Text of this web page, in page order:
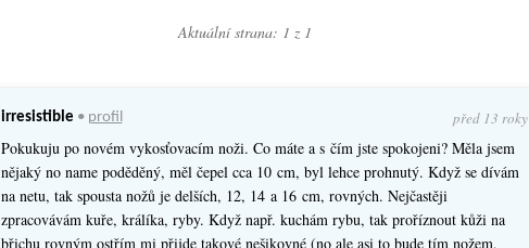
Aktuální strana: 1 z 1
irresistible • profil před 13 roky
Pokukuju po novém vykosťovacím noži. Co máte a s čím jste spokojeni? Měla jsem
nějaký no name poděděný, měl čepel cca 10 cm, byl lehce prohnutý. Když se dívám
na netu, tak spousta nožů je delších, 12, 14 a 16 cm, rovných. Nejčastěji
zpracovávám kuře, králíka, ryby. Když např. kuchám rybu, tak proříznout kůži na
břichu rovným ostřím mi přijde takové nešikovné (no ale asi to bude tím nožem,